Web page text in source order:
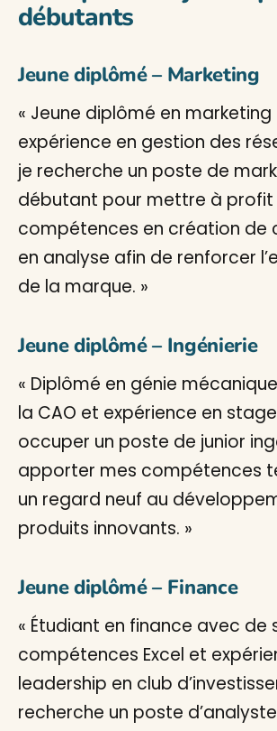
débutants
Jeune diplômé – Marketing
« Jeune diplômé en
expérience en gestion des
je recherche un poste de
débutant pour mettre à profit
compétences en création de
en analyse afin de renforcer
de la marque. »
Jeune diplômé – Ingénierie
« Diplômé en génie
la CAO et expérience en
occuper un poste de junior
apporter mes compétences
un regard neuf au
produits innovants. »
Jeune diplômé – Finance
« Étudiant en finance avec de
compétences Excel et
leadership en club
recherche un poste